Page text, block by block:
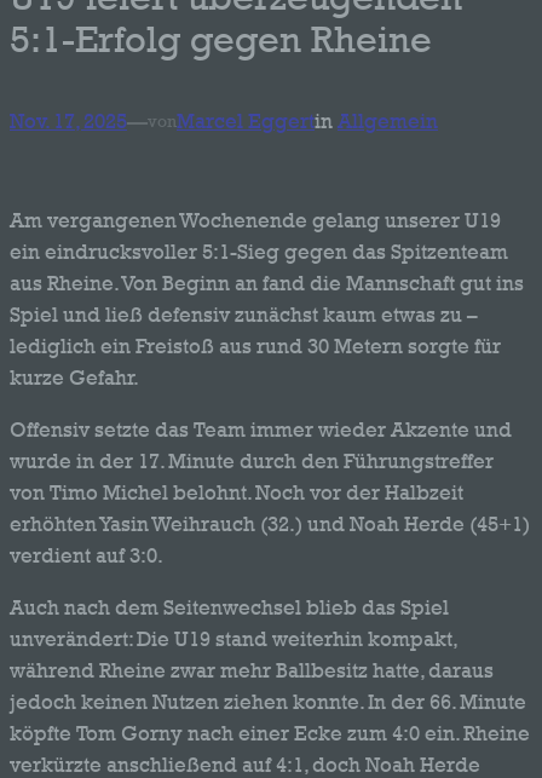
5:1-Erfolg gegen Rheine
Nov. 17, 2025—vonMarcel Eggertin Allgemein
Am vergangenen Wochenende gelang unserer U19
ein eindrucksvoller 5:1-Sieg gegen das Spitzenteam
aus Rheine. Von Beginn an fand die Mannschaft gut ins
Spiel und ließ defensiv zunächst kaum etwas zu –
lediglich ein Freistoß aus rund 30 Metern sorgte für
kurze Gefahr.
Offensiv setzte das Team immer wieder Akzente und
wurde in der 17. Minute durch den Führungstreffer
von Timo Michel belohnt. Noch vor der Halbzeit
erhöhten Yasin Weihrauch (32.) und Noah Herde (45+1)
verdient auf 3:0.
Auch nach dem Seitenwechsel blieb das Spiel
unverändert: Die U19 stand weiterhin kompakt,
während Rheine zwar mehr Ballbesitz hatte, daraus
jedoch keinen Nutzen ziehen konnte. In der 66. Minute
köpfte Tom Gorny nach einer Ecke zum 4:0 ein. Rheine
verkürzte anschließend auf 4:1, doch Noah Herde